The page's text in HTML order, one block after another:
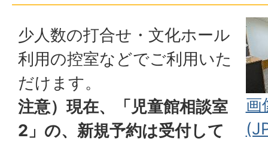
画
少人数の打合せ・文化ホール
利用の控室などでご利用いた
だけます。
注意）現在、「児童館相談室
2」の、新規予約は受付して